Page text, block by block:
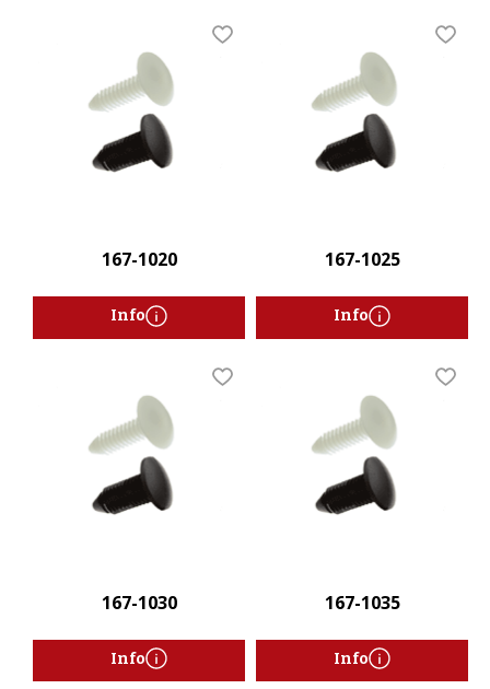
167-1020
Lägg till i favoriter
Info
167-1025
Info
167-1030
Lägg till i favoriter
Info
167-1035
Info